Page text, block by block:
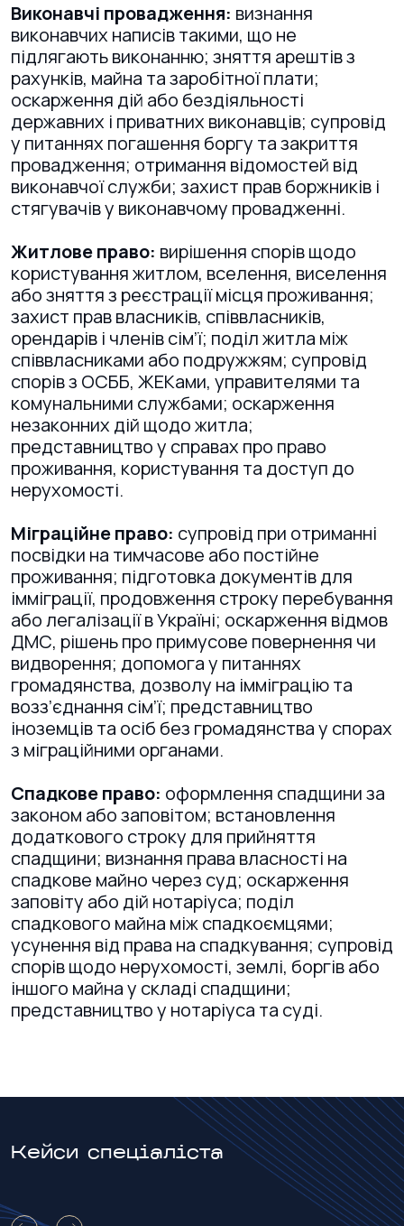
Виконавчі провадження: визнання
виконавчих написів такими, що не
підлягають виконанню; зняття арештів з
рахунків, майна та заробітної плати;
оскарження дій або бездіяльності
державних і приватних виконавців; супровід
у питаннях погашення боргу та закриття
провадження; отримання відомостей від
виконавчої служби; захист прав боржників і
стягувачів у виконавчому провадженні.
Житлове право: вирішення спорів щодо
користування житлом, вселення, виселення
або зняття з реєстрації місця проживання;
захист прав власників, співвласників,
орендарів і членів сім’ї; поділ житла між
співвласниками або подружжям; супровід
спорів з ОСББ, ЖЕКами, управителями та
комунальними службами; оскарження
незаконних дій щодо житла;
представництво у справах про право
проживання, користування та доступ до
нерухомості.
Міграційне право: супровід при отриманні
посвідки на тимчасове або постійне
проживання; підготовка документів для
імміграції, продовження строку перебування
або легалізації в Україні; оскарження відмов
ДМС, рішень про примусове повернення чи
видворення; допомога у питаннях
громадянства, дозволу на імміграцію та
возз’єднання сім’ї; представництво
іноземців та осіб без громадянства у спорах
з міграційними органами.
Спадкове право: оформлення спадщини за
законом або заповітом; встановлення
додаткового строку для прийняття
спадщини; визнання права власності на
спадкове майно через суд; оскарження
заповіту або дій нотаріуса; поділ
спадкового майна між спадкоємцями;
усунення від права на спадкування; супровід
спорів щодо нерухомості, землі, боргів або
іншого майна у складі спадщини;
представництво у нотаріуса та суді.
Кейси спеціаліста